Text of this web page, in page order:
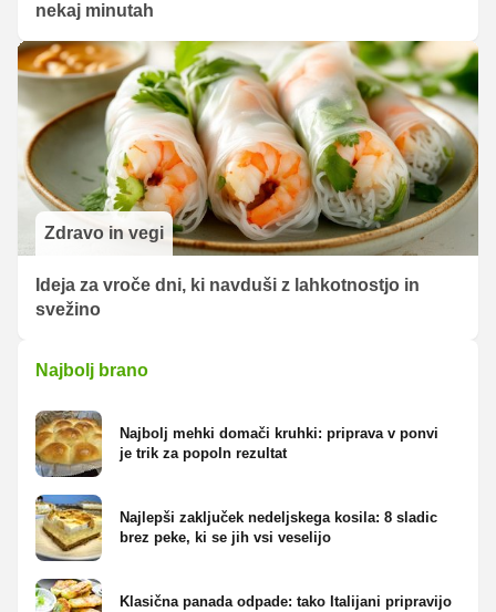
nekaj minutah
Zdravo in vegi
Ideja za vroče dni, ki navduši z lahkotnostjo in
svežino
Najbolj brano
Najbolj mehki domači kruhki: priprava v ponvi
je trik za popoln rezultat
Najlepši zaključek nedeljskega kosila: 8 sladic
brez peke, ki se jih vsi veselijo
Klasična panada odpade: tako Italijani pripravijo